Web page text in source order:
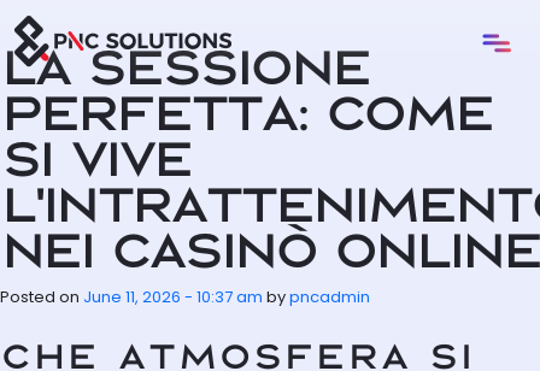
Skip to main content
La sessione
perfetta: come
si vive
nei casinò online
Posted on June 11, 2026 - 10:37 am bypncadmin
Che atmosfera si